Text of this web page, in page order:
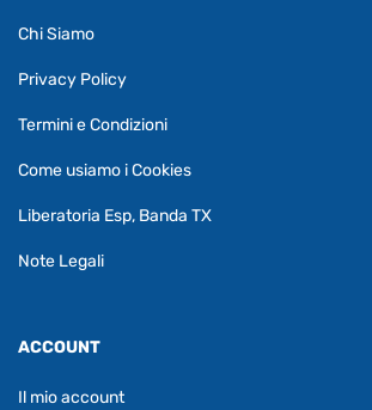
Chi Siamo
Privacy Policy
Termini e Condizioni
Come usiamo i Cookies
Liberatoria Esp, Banda TX
Note Legali
ACCOUNT
Il mio account